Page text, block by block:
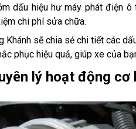
dấu hiệu hư máy phát điện
chi phí sửa chữa.
Khánh sẽ chia sẻ chi tiết các
phục hiệu quả, giúp xe của
lý hoạt động